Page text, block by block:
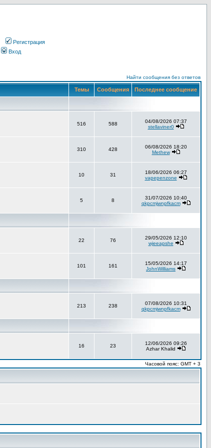
Регистрация
Вход
Найти сообщения без ответов
Темы Сообщения Последнее сообщение
516 588
04/08/2026 07:37
stellaviner0
310 428
06/08/2026 18:20
Methew
10 31
18/06/2026 06:27
vapepenzone
5 8
31/07/2026 10:40
qkpcmjwnpfkacm
22 76
29/05/2026 12:10
wjeeapshe
101 161
15/05/2026 14:17
JohnWilliams
213 238
07/08/2026 10:31
qkpcmjwnpfkacm
16 23
12/06/2026 09:26
Azhar Khalid
Часовой пояс: GMT + 3